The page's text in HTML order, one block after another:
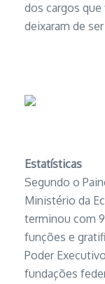
dos cargos que
deixaram de
Estatísticas
Segundo o
Ministério da
terminou com
funções e
Poder
fundações